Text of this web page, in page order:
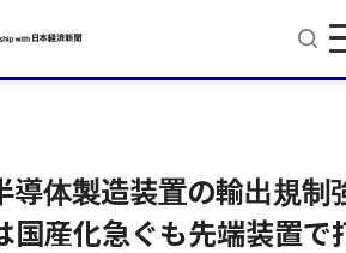
導体製造装置の輸出規制
産化急ぐも先端装置で